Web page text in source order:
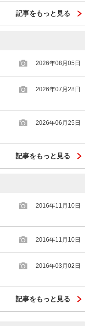
記事をもっと見る
2026年08月05日
2026年07月28日
2026年06月25日
記事をもっと見る
2016年11月10日
2016年11月10日
2016年03月02日
記事をもっと見る